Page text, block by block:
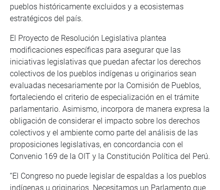
pueblos históricamente excluidos y a ecosistemas
estratégicos del país.
El Proyecto de Resolución Legislativa plantea
modificaciones específicas para asegurar que las
iniciativas legislativas que puedan afectar los derechos
colectivos de los pueblos indígenas u originarios sean
evaluadas necesariamente por la Comisión de Pueblos,
fortaleciendo el criterio de especialización en el trámite
parlamentario. Asimismo, incorpora de manera expresa la
obligación de considerar el impacto sobre los derechos
colectivos y el ambiente como parte del análisis de las
proposiciones legislativas, en concordancia con el
Convenio 169 de la OIT y la Constitución Política del Perú.
“El Congreso no puede legislar de espaldas a los pueblos
indígenas u originarios. Necesitamos un Parlamento que